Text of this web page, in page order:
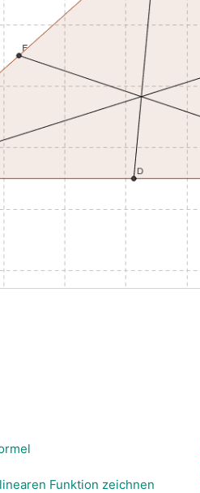
Funktion zeichnen